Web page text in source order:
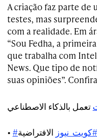
A criação faz parte de
testes, mas
com a realidade. Em
“Sou Fedha, a
que trabalha com
News. Que tipo de
suas opiniões”.
تعمل بالذكاء الاصطناعي
• #كويت_نيوز الافتراضية